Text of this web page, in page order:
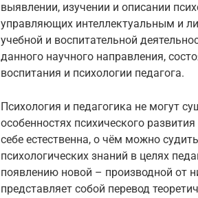
выявлении, изучении и описании
управляющих интеллектуальным и
учебной и воспитательной
данного научного направления,
воспитания и психологии педагога.
Психология и педагогика не могут
особенностях психического
себе естественна, о чём можно
психологических знаний в целях
появлению новой – производной от
представляет собой перевод